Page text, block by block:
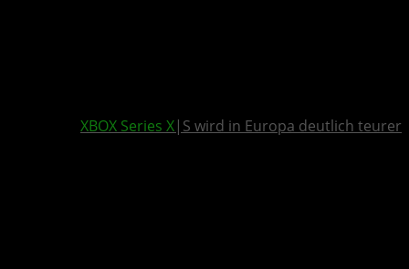
XBOX Series X|S wird in Europa deutlich teurer